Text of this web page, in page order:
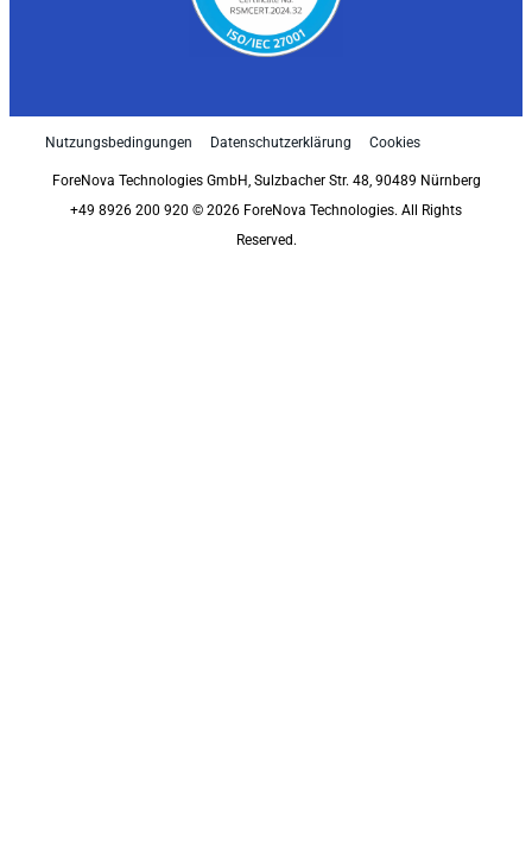
Nutzungsbedingungen Datenschutzerklärung Cookies
ForeNova Technologies GmbH, Sulzbacher Str. 48, 90489 Nürnberg
+49 8926 200 920 © 2026 ForeNova Technologies. All Rights
Reserved.